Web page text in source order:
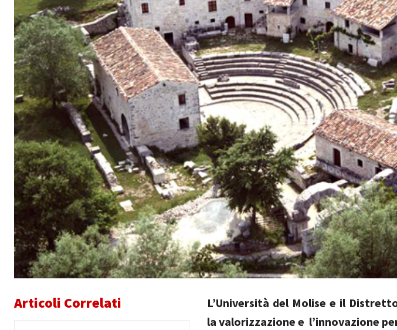
Articoli Correlati
L’Università del Molise e il
la valorizzazione e l’innovazione